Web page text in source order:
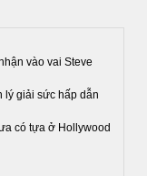
vào vai Steve
lý giải sức hấp dẫn
có tựa ở Hollywood